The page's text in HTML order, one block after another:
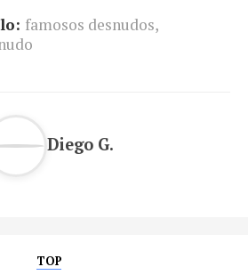
famosos desnudos,
Diego G.
TOP